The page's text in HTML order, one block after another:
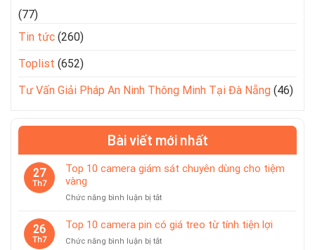
(77)
Tin tức (260)
Toplist (652)
Tư Vấn Giải Pháp An Ninh Thông Minh Tại Đà Nẵng (46)
Bài viết mới nhất
27
Th7
Top 10 camera giám sát chuyên dùng cho tiệm
vàng
Chức năng bình luận bị tắtở
10
camera
giám
26
Th7
Top 10 camera pin có giá treo từ tính tiện lợi
Chức năng bình luận bị tắtở